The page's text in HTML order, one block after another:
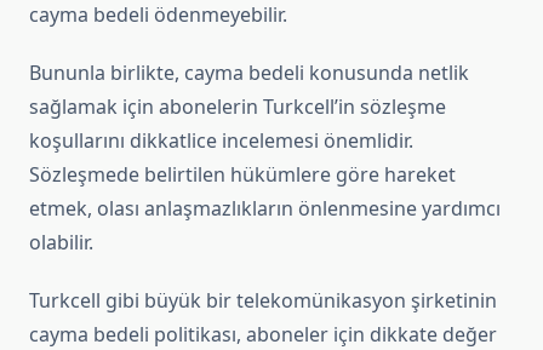
cayma bedeli ödenmeyebilir.
Bununla birlikte, cayma bedeli konusunda netlik
sağlamak için abonelerin Turkcell’in sözleşme
koşullarını dikkatlice incelemesi önemlidir.
Sözleşmede belirtilen hükümlere göre hareket
etmek, olası anlaşmazlıkların önlenmesine yardımcı
olabilir.
Turkcell gibi büyük bir telekomünikasyon şirketinin
cayma bedeli politikası, aboneler için dikkate değer